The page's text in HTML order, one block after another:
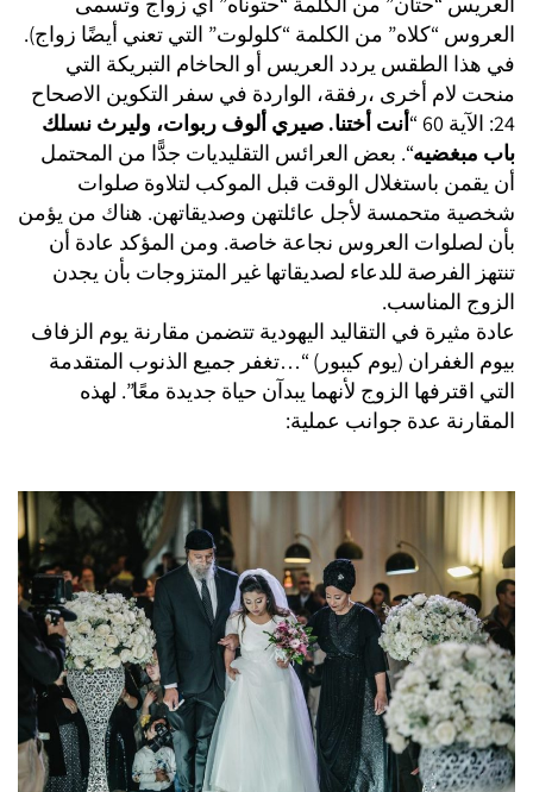
العروس “كلاه” من الكلمة “كلولوت” التي تعني أيضًا زواج).
في هذا الطقس يردد العريس أو الحاخام التبريكة التي
منحت لام أخرى ،رفقة، الواردة في سفر التكوين الاصحاح
24: الآية 60 “
أنت أختنا. صيري ألوف ربوات، وليرث نسلك
باب مبغضيه“. بعض العرائس التقليديات جدًّا من المحتمل
أن يقمن باستغلال الوقت قبل الموكب لتلاوة صلوات
شخصية متحمسة لأجل عائلتهن وصديقاتهن. هناك من يؤمن
بأن لصلوات العروس نجاعة خاصة. ومن المؤكد عادة أن
تنتهز الفرصة للدعاء لصديقاتها غير المتزوجات بأن يجدن
الزوج المناسب.
عادة مثيرة في التقاليد اليهودية تتضمن مقارنة يوم الزفاف
بيوم الغفران (يوم كيبور) “…تغفر جميع الذنوب المتقدمة
التي اقترفها الزوج لأنهما يبدآن حياة جديدة معًا”. لهذه
المقارنة عدة جوانب عملية: